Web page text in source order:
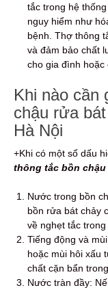
tắc trong hệ
nguy hiểm như
bệnh. Thợ thông
và đảm bảo chất
cho gia đình hoặc
Khi nào cần
chậu rửa
Hà Nội
+Khi có một số dấu
thông tắc bồn chậu
Nước trong bồn
bồn rửa bát chảy
về nghẹt tắc
Tiếng động và
hoặc mùi hôi xấu
chất cặn bẩn
Nước tràn đầy: